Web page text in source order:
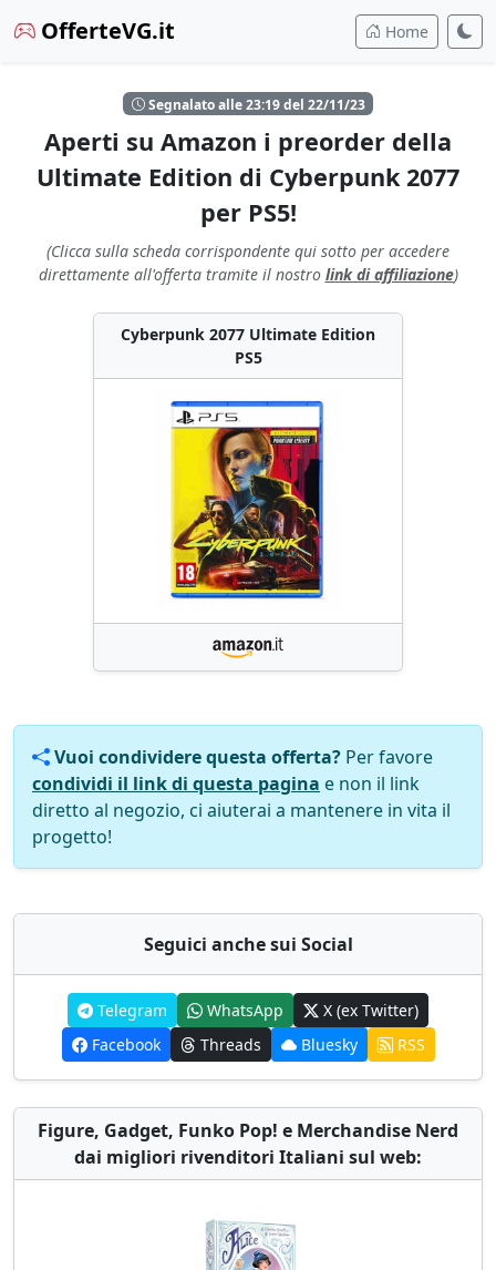
OfferteVG.it Home
Segnalato alle 23:19 del 22/11/23
Aperti su Amazon i preorder della
Ultimate Edition di Cyberpunk 2077
per PS5!
(Clicca sulla scheda corrispondente qui sotto per accedere
direttamente all'offerta tramite il nostro link di affiliazione)
Cyberpunk 2077 Ultimate Edition
PS5
Vuoi condividere questa offerta? Per favore
condividi il link di questa pagina e non il link
diretto al negozio, ci aiuterai a mantenere in vita il
progetto!
Seguici anche sui Social
Telegram WhatsApp
X (ex Twitter)
Facebook
Threads Bluesky RSS
Figure, Gadget, Funko Pop! e Merchandise Nerd
dai migliori rivenditori Italiani sul web: